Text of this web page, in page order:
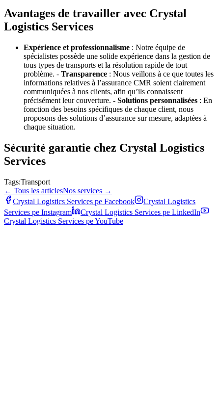
Avantages de travailler avec Crystal
Logistics Services
Expérience et professionnalisme : Notre équipe de
spécialistes possède une solide expérience dans la gestion de
tous types de transports et la résolution rapide de tout
problème. - Transparence : Nous veillons à ce que toutes les
informations relatives à l’assurance CMR soient clairement
communiquées à nos clients, afin qu’ils connaissent
précisément leur couverture. - Solutions personnalisées : En
fonction des besoins spécifiques de chaque client, nous
proposons des solutions d’assurance sur mesure, adaptées à
chaque situation.
Sécurité garantie chez Crystal Logistics
Services
Tags:Transport
← Tous les articlesNos services →
Crystal Logistics Services pe Facebook
Crystal Logistics
Services pe Instagram Crystal Logistics Services pe LinkedIn
Crystal Logistics Services peYouTube